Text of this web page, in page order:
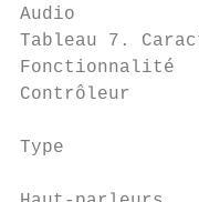
Audio
Tableau 7.
Contrôleur
Type